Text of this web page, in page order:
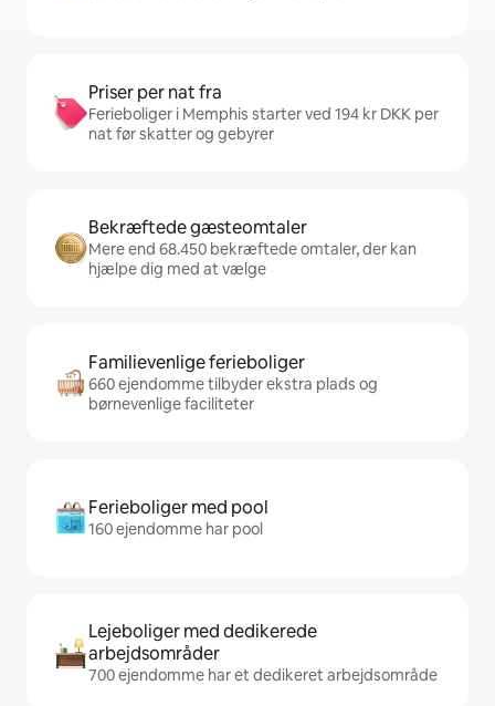
Priser per nat fra
Ferieboliger i Memphis starter ved 194 kr DKK per
nat før skatter og gebyrer
Bekræftede gæsteomtaler
Mere end 68.450 bekræftede omtaler, der kan
hjælpe dig med at vælge
Familievenlige ferieboliger
660 ejendomme tilbyder ekstra plads og
børnevenlige faciliteter
Ferieboliger med pool
160 ejendomme har pool
Lejeboliger med dedikerede
arbejdsområder
700 ejendomme har et dedikeret arbejdsområde